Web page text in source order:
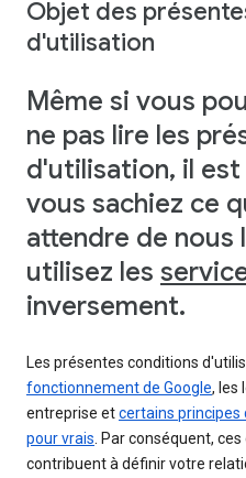
Objet des
d'utilisation
Même si vous
ne pas lire les
d'utilisation, il
vous sachiez ce
attendre de nous
utilisez les
inversement.
Les présentes conditions
fonctionnement de Google, les
entreprise etcertains principes
pour vrais . Par conséquent,
contribuent à définir votre